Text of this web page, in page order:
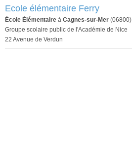
Ecole élémentaire Ferry
École Élémentaire à Cagnes-sur-Mer (06800)
Groupe scolaire public de l'Académie de Nice
22 Avenue de Verdun